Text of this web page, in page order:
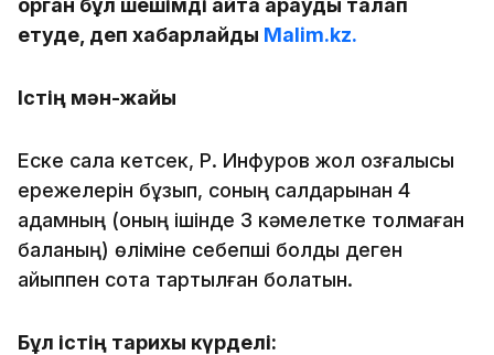
орган бұл шешімді қайта қарауды талап
етуде, деп хабарлайды Malim.kz.
Істің мән-жайы
Еске сала кетсек, Р. Инфуров жол қозғалысы
ережелерін бұзып, соның салдарынан 4
адамның (оның ішінде 3 кәмелетке толмаған
баланың) өліміне себепші болды деген
айыппен сотқа тартылған болатын.
Бұл істің тарихы күрделі: